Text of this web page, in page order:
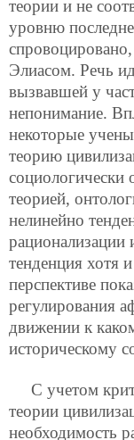
теории и не
уровню
Элиасом. Речь
вызвавшей у
непонимание.
некоторые
теорию
теорией,
нелинейно
рационализации
тенденция хотя
перспективе
регулирования
движении к
историческому
С учетом
теории
необходимость